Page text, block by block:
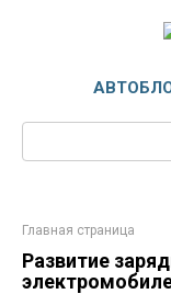
Главная страница
Развитие